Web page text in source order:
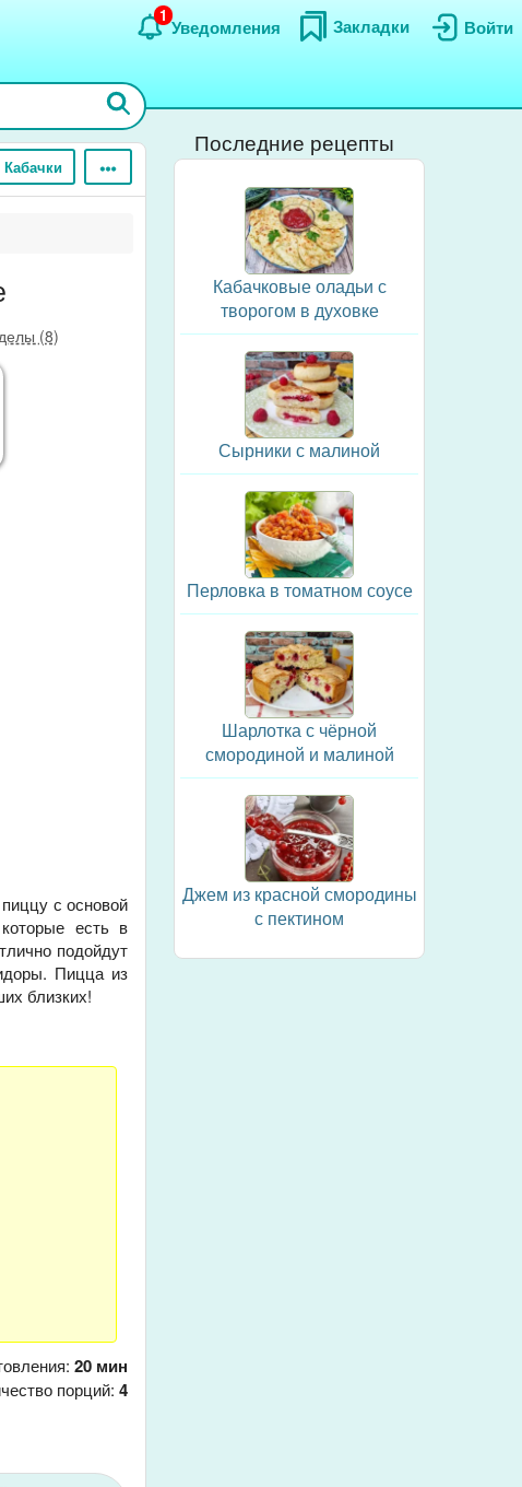
Войти
Закладки
Уведомления
1
Кабачки
(8)
с основой
есть в
подойдут
Пицца из
близких!
20 мин
порций: 4
Последние рецепты
Кабачковые оладьи с
творогом в духовке
Сырники с малиной
Перловка в томатном соусе
Шарлотка с чёрной
смородиной и малиной
Джем из красной смородины
с пектином